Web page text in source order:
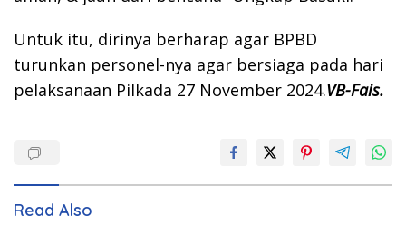
Untuk itu, dirinya berharap agar BPBD
turunkan personel-nya agar bersiaga pada hari
pelaksanaan Pilkada 27 November 2024.VB-Fais.
Read Also